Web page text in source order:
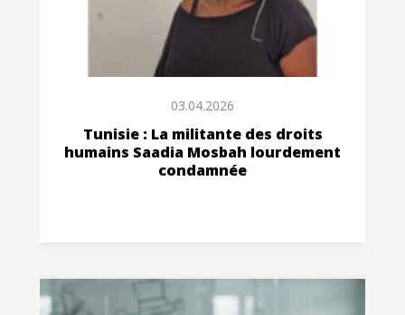
03.04.2026
Tunisie : La militante des droits
humains Saadia Mosbah lourdement
condamnée